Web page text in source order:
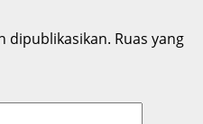
dipublikasikan. Ruas yang